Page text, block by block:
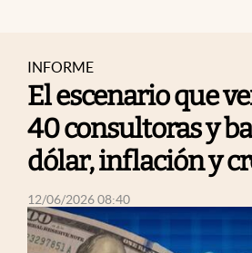
INFORME
El escenario que
40 consultoras y
dólar, inflación y
12/06/2026 08:40